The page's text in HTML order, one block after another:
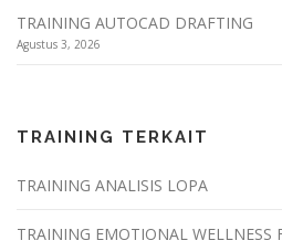
TRAINING AUTOCAD DRAFTING
Agustus 3, 2026
TRAINING TERKAIT
TRAINING ANALISIS LOPA
TRAINING EMOTIONAL WELLNESS